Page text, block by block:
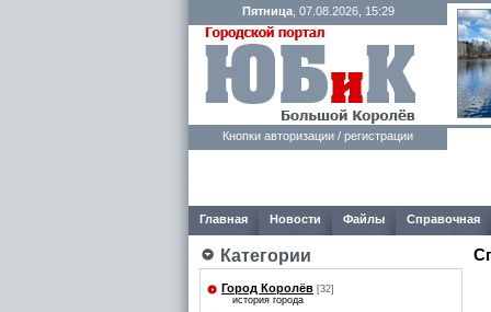
Пятница, 07.08.2026, 15:29
Кнопки авторизации / регистрации
Главная Новости Файлы Справочная
Категории
Город Королёв [32]
история города